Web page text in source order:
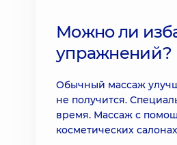
Можно ли
упражнений?
Обычный массаж
не получится.
время. Массаж с
косметических